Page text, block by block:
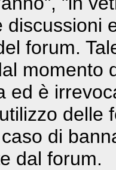
discussioni
forum.
momento
ed è
delle
di
dal forum.